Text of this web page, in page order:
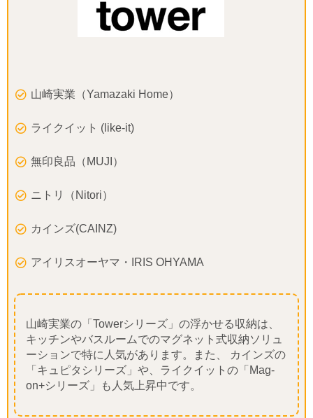
山崎実業（Yamazaki Home）
ライクイット (like-it)
無印良品（MUJI）
ニトリ（Nitori）
カインズ(CAINZ)
アイリスオーヤマ・IRIS OHYAMA
山崎実業の「Towerシリーズ」の浮かせる収納は、
キッチンやバスルームでのマグネット式収納ソリュ
ーションで特に人気があります。また、 カインズの
「キュピタシリーズ」や、ライクイットの「Mag-
on+シリーズ」も人気上昇中です。